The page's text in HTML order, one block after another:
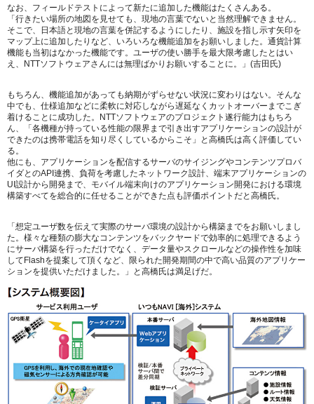
なお、フィールドテストによって新たに追加した機能はたくさんある。
「行きたい場所の地図を見せても、現地の言葉でないと当然理解できません。
そこで、日本語と現地の言葉を併記するようにしたり、施設を指し示す矢印を
マップ上に追加したりなど、いろいろな機能追加をお願いしました。通貨計算
機能も当初はなかった機能です。ユーザの使い勝手を最大限考慮したとはい
え、NTTソフトウェアさんには無理ばかりお願いすることに。」 (吉田氏)
もちろん、機能追加があっても納期がずらせない状況に変わりはない。そんな
中でも、仕様追加などに柔軟に対応しながら遅延なくカットオーバーまでこぎ
着けることに成功した。NTTソフトウェアのプロジェクト遂行能力はもちろ
ん、
「各機種が持っている性能の限界まで引き出すアプリケーションの設計が
できたのは携帯電話を知り尽くしているからこそ」
と高橋氏は高く評価してい
る。
他にも、アプリケーションを配信するサーバのサイジングやコンテンツプロバ
イダとのAPI連携、負荷を考慮したネットワーク設計、端末アプリケーションの
UI設計から開発まで、モバイル端末向けのアプリケーション開発における環境
構築すべてを総合的に任せることができた点も評価ポイントだと高橋氏。
「想定ユーザ数を伝えて実際のサーバ環境の設計から構築までをお願いしまし
た。様々な種類の膨大なコンテンツをバックヤードで効率的に処理できるよう
にサーバ構築を行っただけでなく、データ量やスクロールなどの操作性を加味
してFlashを提案して頂くなど、限られた開発期間の中で高い品質のアプリケー
ションを提供いただけました。」
と高橋氏は満足げだ。